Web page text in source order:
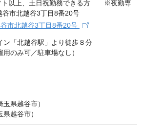
市北越谷3丁目8番20号
ン「北越谷駅」より徒歩８分
のみ可／駐車場なし）
県越谷市）
越谷市）